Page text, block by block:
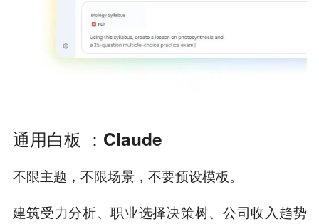
通用白板 ：Claude
不限主题，不限场景，不要预设模板。
建筑受力分析、职业选择决策树、公司收入趋势